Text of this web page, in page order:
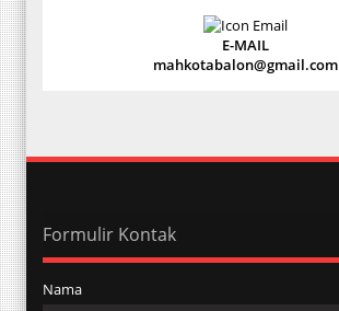
E-MAIL
mahkotabalon@gmail.com
Formulir Kontak
Nama